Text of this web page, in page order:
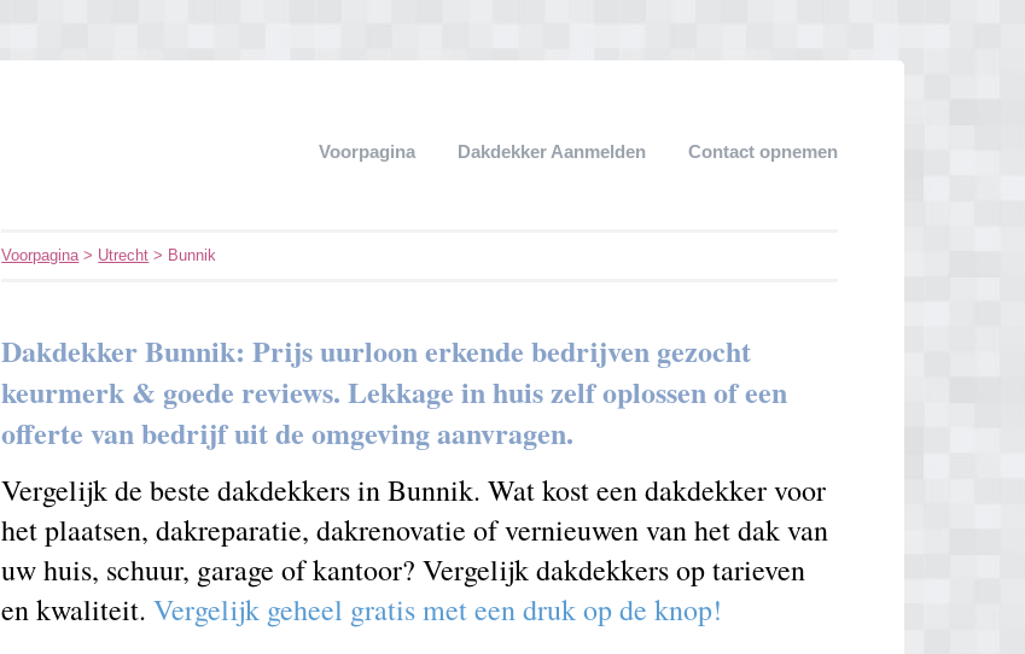
Voorpagina Dakdekker Aanmelden Contact opnemen
Voorpagina> Utrecht > Bunnik
Dakdekker Bunnik: Prijs uurloon erkende bedrijven gezocht
keurmerk & goede reviews. Lekkage in huis zelf oplossen of een
offerte van bedrijf uit de omgeving aanvragen.
Vergelijk de beste dakdekkers in Bunnik. Wat kost een dakdekker voor
het plaatsen, dakreparatie, dakrenovatie of vernieuwen van het dak van
uw huis, schuur, garage of kantoor? Vergelijk dakdekkers op tarieven
en kwaliteit.Vergelijk geheel gratis met een druk op de knop!